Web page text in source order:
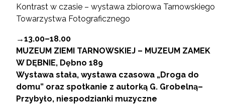
Kontrast w czasie – wystawa zbiorowa Tarnowskiego
Towarzystwa Fotograficznego
→13.00–18.00
MUZEUM ZIEMI TARNOWSKIEJ – MUZEUM ZAMEK
W DĘBNIE, Dębno 189
Wystawa stała, wystawa czasowa „Droga do
domu” oraz spotkanie z autorką G. Grobelną–
Przybyło, niespodzianki muzyczne